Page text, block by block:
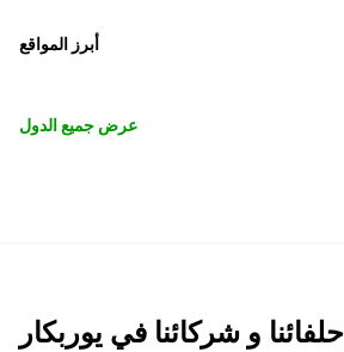
أبرز المواقع
عرض جميع الدول
حلفائنا و شركائنا في يوربكار